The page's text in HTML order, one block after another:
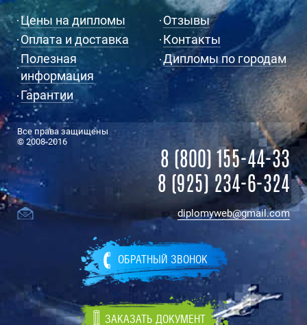
Цены на дипломы
Оплата и доставка
Полезная
информация
Гарантии
Отзывы
Контакты
Дипломы по городам
Все права защищены
© 2008-2016
8 (800) 155-44-33
8 (925) 234-6-324
diplomyweb@gmail.com
ОБРАТНЫЙ ЗВОНОК
ЗАКАЗАТЬ ДОКУМЕНТ